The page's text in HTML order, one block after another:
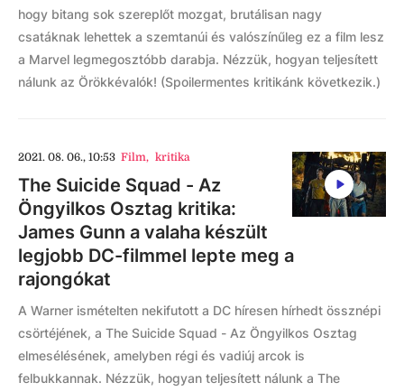
hogy bitang sok szereplőt mozgat, brutálisan nagy
csatáknak lehettek a szemtanúi és valószínűleg ez a film lesz
a Marvel legmegosztóbb darabja. Nézzük, hogyan teljesített
nálunk az Örökkévalók! (Spoilermentes kritikánk következik.)
2021. 08. 06., 10:53 Film, kritika
The Suicide Squad - Az
Öngyilkos Osztag kritika:
James Gunn a valaha készült
legjobb DC-filmmel lepte meg a
rajongókat
A Warner ismételten nekifutott a DC híresen hírhedt össznépi
csörtéjének, a The Suicide Squad - Az Öngyilkos Osztag
elmesélésének, amelyben régi és vadiúj arcok is
felbukkannak. Nézzük, hogyan teljesített nálunk a The